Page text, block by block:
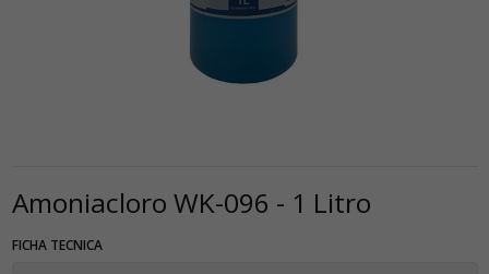
Amoniacloro WK-096 - 1 Litro
FICHA TECNICA